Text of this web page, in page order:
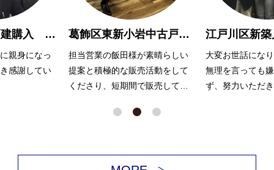
葛飾区東新小岩中古戸建 売却 Ｈ様
素晴らしい
活動をして
江戸川区新築戸建て購入 M様
大変お世話になりました。
無理を言っても嫌な顔一つ見せ
ず、努力いただき感謝しており
岩井さんには、
て相談に乗って
ます。